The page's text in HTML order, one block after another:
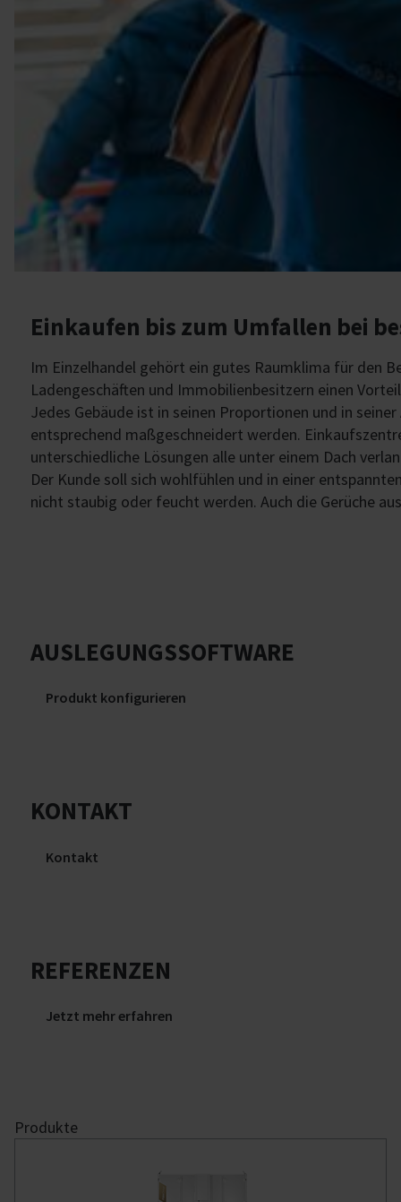
Einkaufen bis zum Umfallen bei
Im Einzelhandel gehört ein gutes Raumklima für den
Ladengeschäften und Immobilienbesitzern einen
Jedes Gebäude ist in seinen Proportionen und in
entsprechend maßgeschneidert werden.
unterschiedliche Lösungen alle unter einem Dach
Der Kunde soll sich wohlfühlen und in einer
nicht staubig oder feucht werden. Auch die Gerüche
AUSLEGUNGSSOFTWARE
Produkt konfigurieren
KONTAKT
Kontakt
REFERENZEN
Jetzt mehr erfahren
Produkte